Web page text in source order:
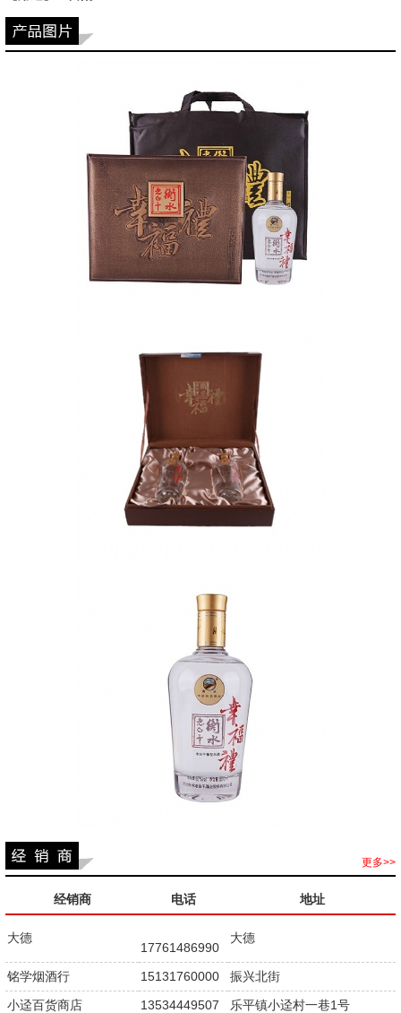
更多>>
经销商 电话 地址
大德
17761486990
大德
铭学烟酒行 15131760000
振兴北街
小迳百货商店
13534449507
乐平镇小迳村一巷1号